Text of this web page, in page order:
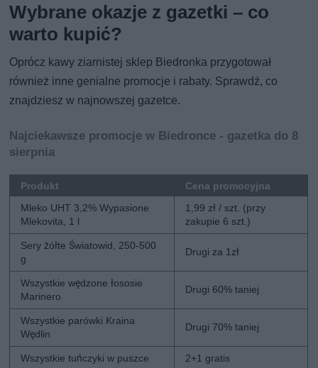
Wybrane okazje z gazetki – co
warto kupić?
Oprócz kawy ziarnistej sklep Biedronka przygotował
również inne genialne promocje i rabaty. Sprawdź, co
znajdziesz w najnowszej gazetce.
Najciekawsze promocje w Biedronce - gazetka do 8
sierpnia
Produkt
Cena promocyjna
Mleko UHT 3,2% Wypasione
Mlekovita, 1 l
1,99 zł / szt. (przy
zakupie 6 szt.)
Sery żółte Światowid, 250-500
g
Drugi za 1zł
Wszystkie wędzone łososie
Marinero
Drugi 60% taniej
Wszystkie parówki Kraina
Wędlin
Drugi 70% taniej
Wszystkie tuńczyki w puszce 2+1 gratis